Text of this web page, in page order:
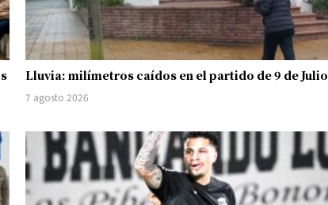
Lluvia: milímetros caídos en el partido de 9 de Julio
7 agosto 2026